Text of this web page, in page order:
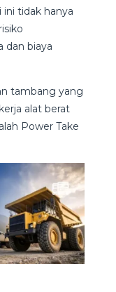
ini tidak hanya
dan biaya
tambang yang
alat berat
Power Take